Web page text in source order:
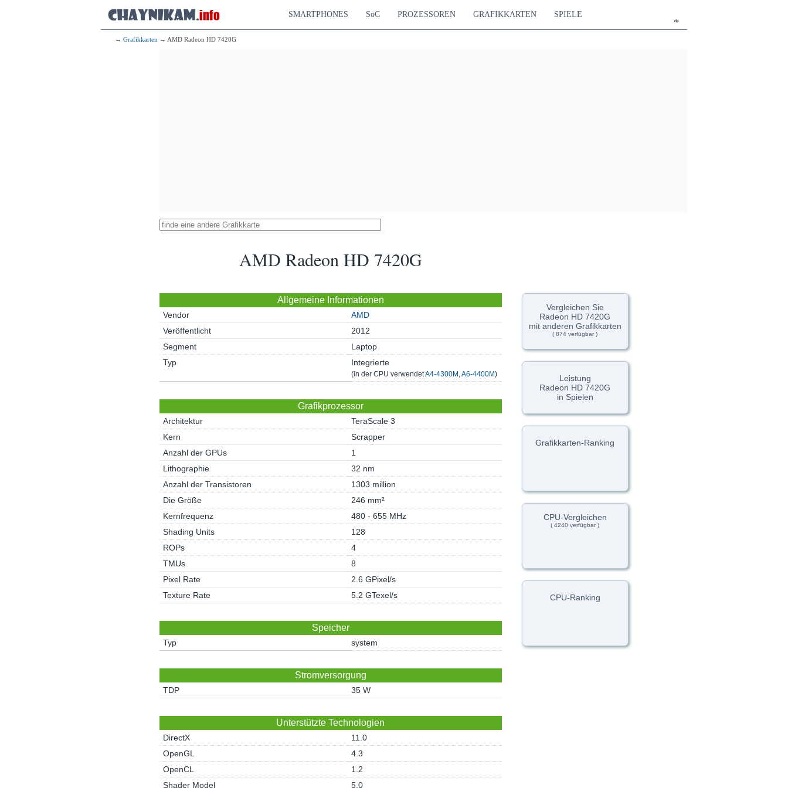
de
SMARTPHONES SoC PROZESSOREN GRAFIKKARTEN SPIELE
→ Grafikkarten → AMD Radeon HD 7420G
AMD Radeon HD 7420G
Allgemeine Informationen
Vendor
AMD
Veröffentlicht
2012
Segment
Laptop
Typ
Integrierte
(in der CPU verwendetA4-4300M ,A6-4400M)
Grafikprozessor
Architektur
TeraScale 3
Kern
Scrapper
Anzahl der GPUs
1
Lithographie
32 nm
Anzahl der Transistoren
1303 million
Die Größe
246 mm²
Kernfrequenz
480 - 655 MHz
Shading Units
128
ROPs
4
TMUs
8
Pixel Rate
2.6 GPixel/s
Texture Rate
5.2 GTexel/s
Speicher
Typ system
Stromversorgung
TDP 35 W
Unterstützte Technologien
DirectX
11.0
OpenGL
4.3
OpenCL
1.2
Shader Model
5.0
Vergleichen Sie
Radeon HD 7420G
mit anderen Grafikkarten
( 874 verfügbar )
Leistung
Radeon HD 7420G
in Spielen
Grafikkarten-Ranking
CPU-Vergleichen
( 4240 verfügbar )
CPU-Ranking